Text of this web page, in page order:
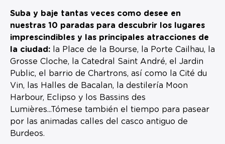
Suba y baje tantas veces como desee en
nuestras 10 paradas para descubrir los lugares
imprescindibles y las principales atracciones de
la ciudad: la Place de la Bourse, la Porte Cailhau, la
Grosse Cloche, la Catedral Saint André, el Jardin
Public, el barrio de Chartrons, así como la Cité du
Vin, las Halles de Bacalan, la destilería Moon
Harbour, Eclipso y los Bassins des
Lumières...Tómese también el tiempo para pasear
por las animadas calles del casco antiguo de
Burdeos.